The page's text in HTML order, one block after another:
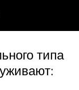
типа